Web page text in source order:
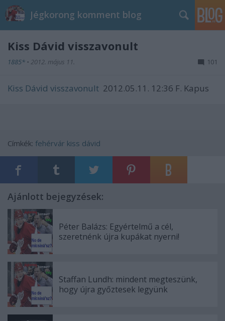
Jégkorong komment blog
Kiss Dávid visszavonult
1885* • 2012. május 11. 101
Kiss Dávid visszavonult 2012.05.11. 12:36 F. Kapus
Címkék: fehérvár kiss dávid
Ajánlott bejegyzések:
Péter Balázs: Egyértelmű a cél,
szeretnénk újra kupákat nyerni!
Staffan Lundh: mindent megteszünk,
hogy újra győztesek legyünk